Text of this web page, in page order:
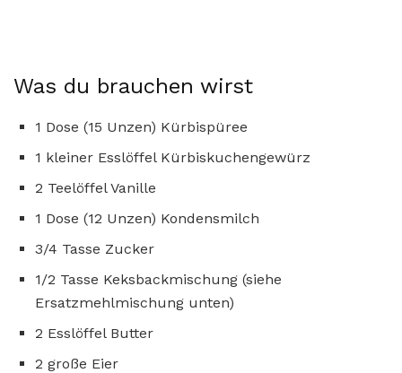
Was du brauchen wirst
1 Dose (15 Unzen) Kürbispüree
1 kleiner Esslöffel Kürbiskuchengewürz
2 Teelöffel Vanille
1 Dose (12 Unzen) Kondensmilch
3/4 Tasse Zucker
1/2 Tasse Keksbackmischung (siehe
Ersatzmehlmischung unten)
2 Esslöffel Butter
2 große Eier